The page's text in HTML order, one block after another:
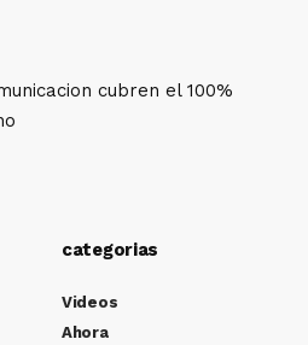
cubren el 100%
categorias
Videos
Ahora